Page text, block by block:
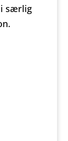
i særlig